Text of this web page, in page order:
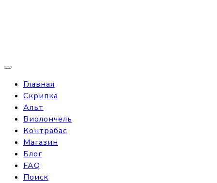
Главная
Скрипка
Альт
Виолончель
Контрабас
Магазин
Блог
FAQ
Поиск